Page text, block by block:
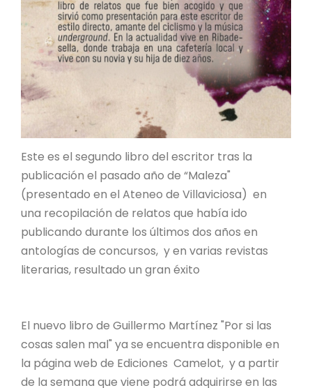
Este es el segundo libro del escritor tras la
publicación el pasado año de “Maleza"
(presentado en el Ateneo de Villaviciosa) en
una recopilación de relatos que había ido
publicando durante los últimos dos años en
antologías de concursos, y en varias revistas
literarias, resultado un gran éxito
El nuevo libro de Guillermo Martínez "Por si las
cosas salen mal" ya se encuentra disponible en
la página web de Ediciones Camelot, y a partir
de la semana que viene podrá adquirirse en las